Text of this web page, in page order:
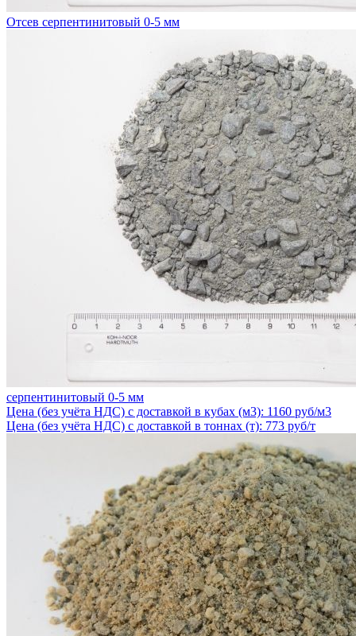
Отсев серпентинитовый 0-5 мм
серпентинитовый 0-5 мм
Цена (без учёта НДС) с доставкой в кубах (м3): 1160 руб/м3
Цена (без учёта НДС) с доставкой в тоннах (т): 773 руб/т